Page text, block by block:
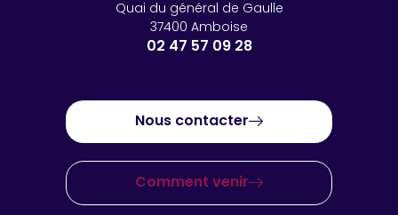
Quai du général de Gaulle
37400 Amboise
02 47 57 09 28
Nous contacter
Comment venir